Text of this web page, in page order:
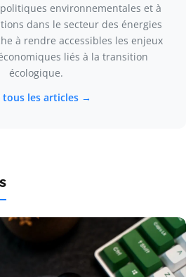
environnementales et à
dans le secteur des énergies
à rendre accessibles les enjeux
liés à la transition
écologique.
tous les articles →